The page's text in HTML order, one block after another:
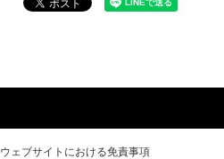
ウェブサイトにおける免責事項